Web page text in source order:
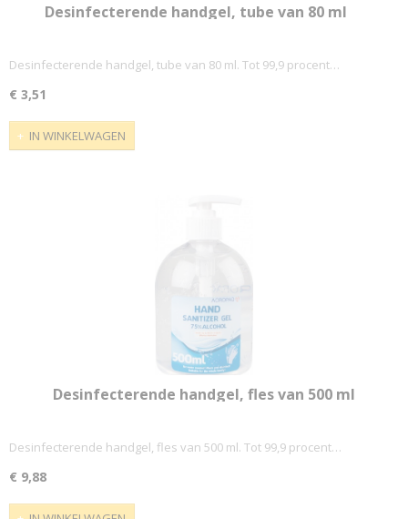
Desinfecterende handgel, tube van 80 ml
Desinfecterende handgel, tube van 80 ml. Tot 99,9 procent…
€ 3,51
IN WINKELWAGEN
Desinfecterende handgel, fles van 500 ml
Desinfecterende handgel, fles van 500 ml. Tot 99,9 procent…
€ 9,88